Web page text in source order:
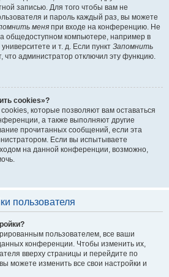
записью. Для того чтобы вам не
и пароль каждый раз, вы можете
меня при входе на конференцию. Не
общедоступном компьютере, например в
и т. д. Если пункт Запомнить
что администратор отключил эту функцию.
cookies»?
которые позволяют вам оставаться
а также выполняют другие
прочитанных сообщений, если эта
Если вы испытываете
на данной конференции, возможно,
пользователя
пользователем, все ваши
конференции. Чтобы изменить их,
вверху страницы и перейдите по
можете изменить все свои настройки и